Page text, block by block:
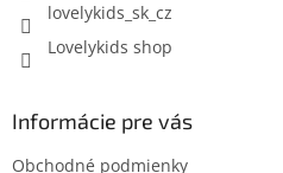
lovelykids_sk_cz
Lovelykids shop
Informácie pre vás
Obchodné podmienky